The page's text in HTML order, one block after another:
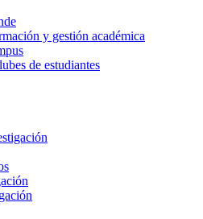
y gestión académica
de estudiantes